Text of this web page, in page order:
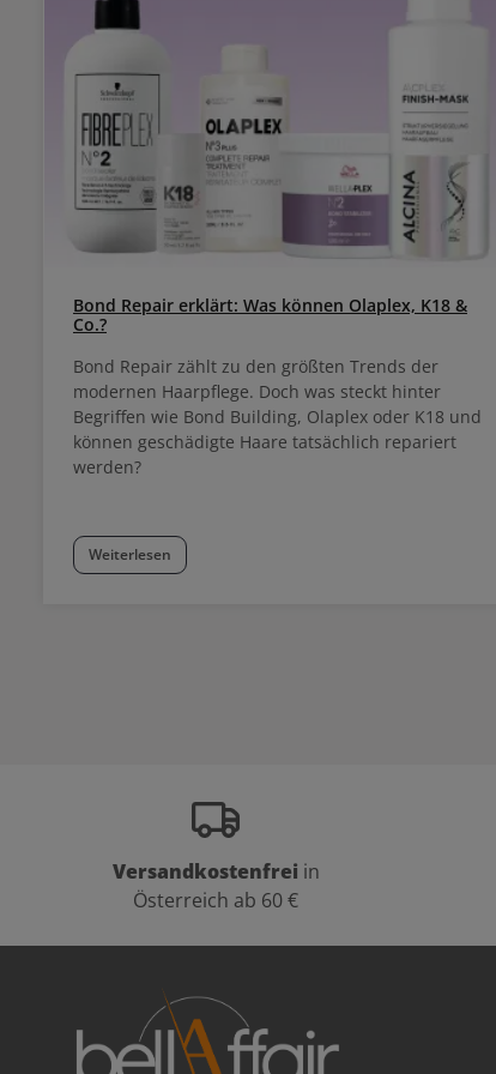
Bond Repair erklärt: Was können Olaplex, K18 &
Co.?
Bond Repair zählt zu den größten Trends der
modernen Haarpflege. Doch was steckt hinter
Begriffen wie Bond Building, Olaplex oder K18 und
können geschädigte Haare tatsächlich repariert
werden?
Weiterlesen
Versandkostenfrei in
Österreich ab 60 €